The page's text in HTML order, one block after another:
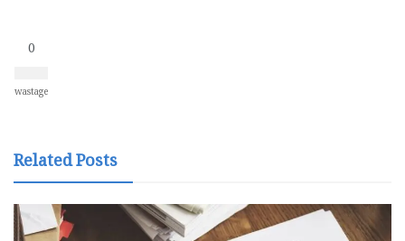
0
wastage
Related Posts